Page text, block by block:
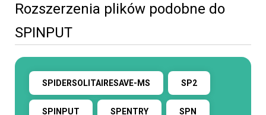
Rozszerzenia plików podobne do
SPINPUT
SPIDERSOLITAIRESAVE-MS SP2
SPINPUT SPENTRY SPN